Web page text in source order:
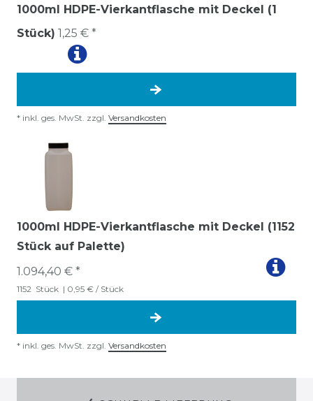
1000ml HDPE-Vierkantflasche mit Deckel (1
Stück) 1,25 € *
* inkl. ges. MwSt. zzgl. Versandkosten
1000ml HDPE-Vierkantflasche mit Deckel (1152
Stück auf Palette)
1.094,40 € *
1152 Stück | 0,95 € / Stück
* inkl. ges. MwSt. zzgl. Versandkosten